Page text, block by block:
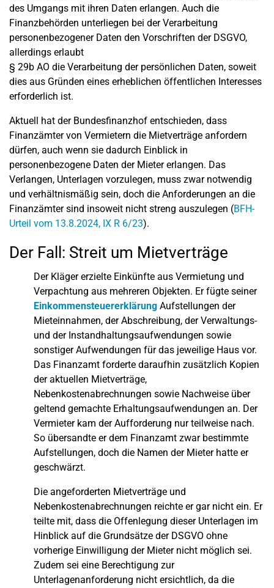
des Umgangs mit ihren Daten erlangen. Auch die
Finanzbehörden unterliegen bei der Verarbeitung
personenbezogener Daten den Vorschriften der DSGVO,
allerdings erlaubt
§ 29b AO die Verarbeitung der persönlichen Daten, soweit
dies aus Gründen eines erheblichen öffentlichen Interesses
erforderlich ist.
Aktuell hat der Bundesfinanzhof entschieden, dass
Finanzämter von Vermietern die Mietverträge anfordern
dürfen, auch wenn sie dadurch Einblick in
personenbezogene Daten der Mieter erlangen. Das
Verlangen, Unterlagen vorzulegen, muss zwar notwendig
und verhältnismäßig sein, doch die Anforderungen an die
Finanzämter sind insoweit nicht streng auszulegen (BFH-
Urteil vom 13.8.2024, IX R 6/23).
Der Fall: Streit um Mietverträge
Der Kläger erzielte Einkünfte aus Vermietung und
Verpachtung aus mehreren Objekten. Er fügte seiner
Einkommensteuererklärung Aufstellungen der
Mieteinnahmen, der Abschreibung, der Verwaltungs-
und der Instandhaltungsaufwendungen sowie
sonstiger Aufwendungen für das jeweilige Haus vor.
Das Finanzamt forderte daraufhin zusätzlich Kopien
der aktuellen Mietverträge,
Nebenkostenabrechnungen sowie Nachweise über
geltend gemachte Erhaltungsaufwendungen an. Der
Vermieter kam der Aufforderung nur teilweise nach.
So übersandte er dem Finanzamt zwar bestimmte
Aufstellungen, doch die Namen der Mieter hatte er
geschwärzt.
Die angeforderten Mietverträge und
Nebenkostenabrechnungen reichte er gar nicht ein. Er
teilte mit, dass die Offenlegung dieser Unterlagen im
Hinblick auf die Grundsätze der DSGVO ohne
vorherige Einwilligung der Mieter nicht möglich sei.
Zudem sei eine Berechtigung zur
Unterlagenanforderung nicht ersichtlich, da die